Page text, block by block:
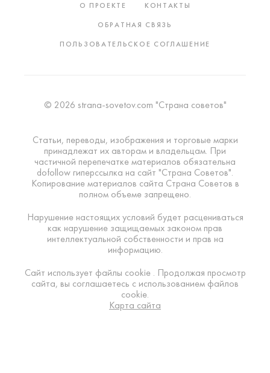
О ПРОЕКТЕ
КОНТАКТЫ
ОБРАТНАЯ СВЯЗЬ
ПОЛЬЗОВАТЕЛЬСКОЕ СОГЛАШЕНИЕ
© 2026 strana-sovetov.com "Страна советов"
Статьи, переводы, изображения и торговые марки
принадлежат их авторам и владельцам. При
частичной перепечатке материалов обязательна
dofollow гиперссылка на сайт "Страна Советов".
Копирование материалов сайта Страна Советов в
полном объеме запрещено.
Нарушение настоящих условий будет расцениваться
как нарушение защищаемых законом прав
интеллектуальной собственности и прав на
информацию.
Сайт использует файлы cookie . Продолжая просмотр
сайта, вы соглашаетесь с использованием файлов
cookie.
Карта сайта